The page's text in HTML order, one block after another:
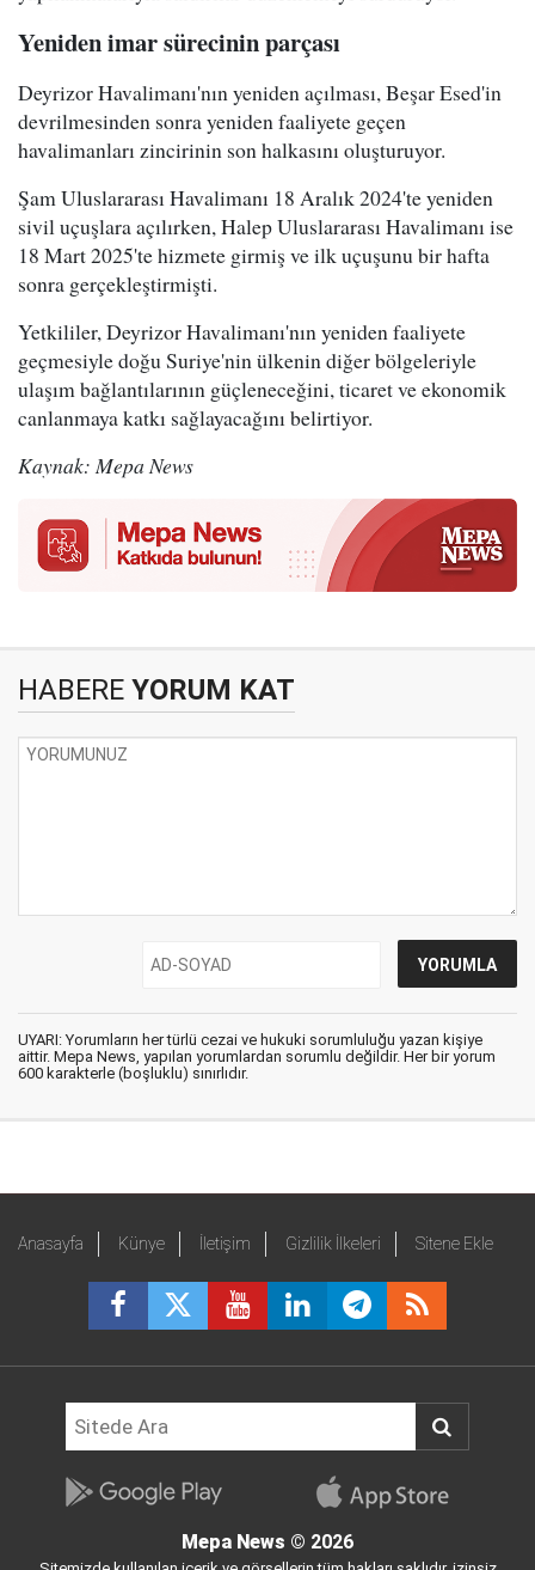
Yeniden imar sürecinin parçası
Deyrizor Havalimanı'nın yeniden açılması, Beşar Esed'in
devrilmesinden sonra yeniden faaliyete geçen
havalimanları zincirinin son halkasını oluşturuyor.
Şam Uluslararası Havalimanı 18 Aralık 2024'te yeniden
sivil uçuşlara açılırken, Halep Uluslararası Havalimanı ise
18 Mart 2025'te hizmete girmiş ve ilk uçuşunu bir hafta
sonra gerçekleştirmişti.
Yetkililer, Deyrizor Havalimanı'nın yeniden faaliyete
geçmesiyle doğu Suriye'nin ülkenin diğer bölgeleriyle
ulaşım bağlantılarının güçleneceğini, ticaret ve ekonomik
canlanmaya katkı sağlayacağını belirtiyor.
Kaynak: Mepa News
HABERE YORUM KAT
UYARI: Yorumların her türlü cezai ve hukuki sorumluluğu yazan kişiye
aittir. Mepa News, yapılan yorumlardan sorumlu değildir. Her bir yorum
600 karakterle (boşluklu) sınırlıdır.
Anasayfa Künye İletişim Gizlilik İlkeleri Sitene Ekle
Mepa News © 2026